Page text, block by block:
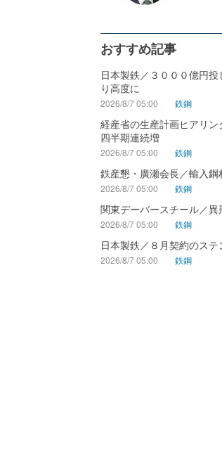
おすすめ記事
日本製鉄／３０００億円
り高度に
2026/8/7 05:00 鉄鋼
経産省の生産計画ヒアリ
四半期連続増
2026/8/7 05:00 鉄鋼
鉄産懇・廣瀬会長／輸入鋼
2026/8/7 05:00 鉄鋼
関東デーバースチール／
2026/8/7 05:00 鉄鋼
日本製鉄／８月契約のス
2026/8/7 05:00 鉄鋼